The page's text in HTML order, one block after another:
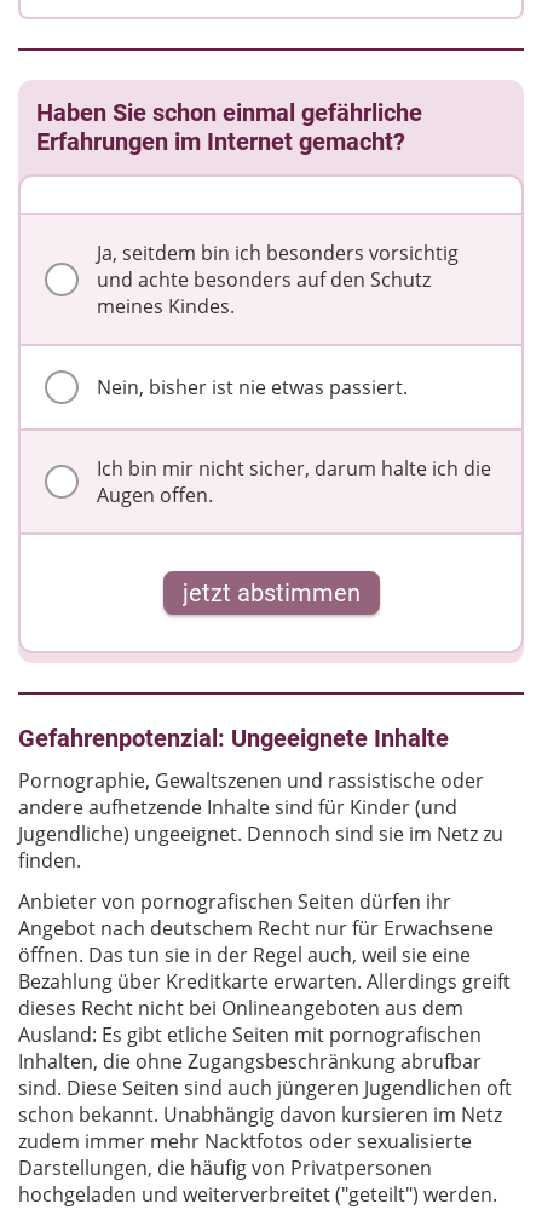
Haben Sie schon einmal gefährliche
Erfahrungen im Internet gemacht?
Ja, seitdem bin ich besonders vorsichtig
und achte besonders auf den Schutz
meines Kindes.
Nein, bisher ist nie etwas passiert.
Ich bin mir nicht sicher, darum halte ich die
Augen offen.
jetzt abstimmen
Gefahrenpotenzial: Ungeeignete Inhalte
Pornographie, Gewaltszenen und rassistische oder
andere aufhetzende Inhalte sind für Kinder (und
Jugendliche) ungeeignet. Dennoch sind sie im Netz zu
finden.
Anbieter von pornografischen Seiten dürfen ihr
Angebot nach deutschem Recht nur für Erwachsene
öffnen. Das tun sie in der Regel auch, weil sie eine
Bezahlung über Kreditkarte erwarten. Allerdings greift
dieses Recht nicht bei Onlineangeboten aus dem
Ausland: Es gibt etliche Seiten mit pornografischen
Inhalten, die ohne Zugangsbeschränkung abrufbar
sind. Diese Seiten sind auch jüngeren Jugendlichen oft
schon bekannt. Unabhängig davon kursieren im Netz
zudem immer mehr Nacktfotos oder sexualisierte
Darstellungen, die häufig von Privatpersonen
hochgeladen und weiterverbreitet ("geteilt") werden.